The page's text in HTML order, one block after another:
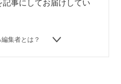
記事にしてお届けしてい
集者とは？